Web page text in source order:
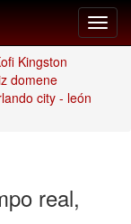
Kingston
domene
city - león
real,